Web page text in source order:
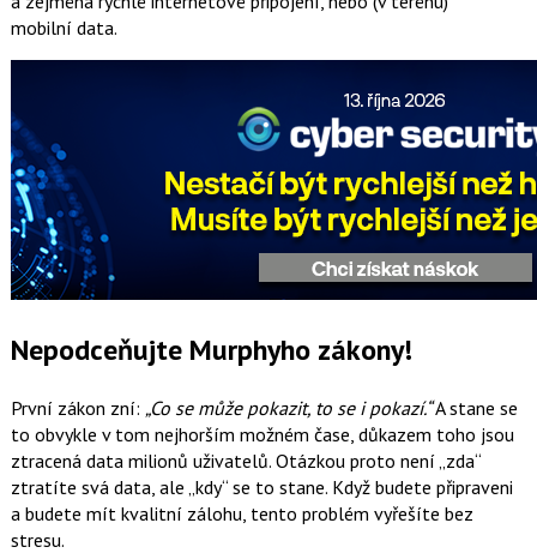
mobilní data.
Nepodceňujte Murphyho zákony!
První zákon zní: „Co se může pokazit, to se i pokazí.“A stane se
to obvykle v tom nejhorším možném čase, důkazem toho jsou
ztracená data milionů uživatelů. Otázkou proto není „zda“
ztratíte svá data, ale „kdy“ se to stane. Když budete připraveni
a budete mít kvalitní zálohu, tento problém vyřešíte bez
stresu.